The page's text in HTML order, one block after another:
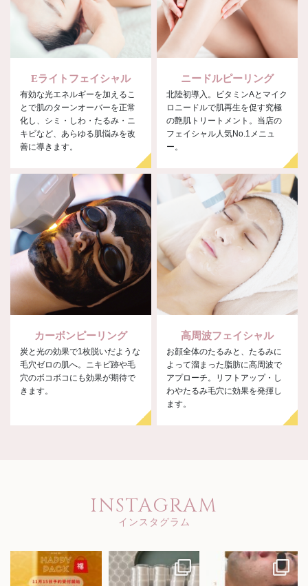
Eライトフェイシャル
有効な光エネルギーを加えるこ
とで肌のターンオーバーを正常
化し、シミ・しわ・たるみ・ニ
キビなど、あらゆる肌悩みを改
善に導きます。
ニードルピーリング
北陸初導入。ビタミンAとマイク
ロニードルで肌再生を促す究極
の艶肌トリートメント。当店の
フェイシャル人気No.1メニュ
ー。
カーボンピーリング
炭と光の効果で1枚脱いだような
毛穴ゼロの肌へ。ニキビ跡や毛
穴のボコボコにも効果が期待で
きます。
高周波フェイシャル
お顔全体のたるみと、たるみに
よって溜まった脂肪に高周波で
アプローチ。リフトアップ・し
わやたるみ毛穴に効果を発揮し
ます。
INSTAGRAM
インスタグラム